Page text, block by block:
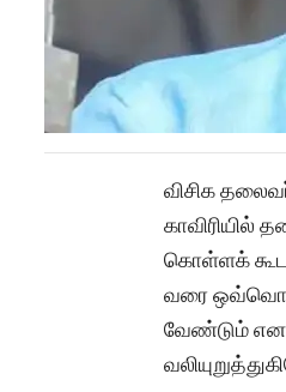
விசிக
காவிரியில்
கொள்ளக்
வரை ஒவ்வொரு
வேண்டும் என